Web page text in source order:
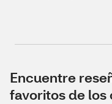
Encuentre
favoritos de los